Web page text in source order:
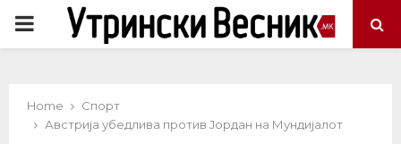
PRIMARY
Home
Спорт
Австрија убедлива против Јордан на Мундијалот